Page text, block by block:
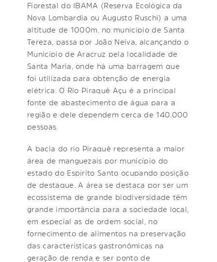
Florestal do IBAMA (Reserva Ecológica da
Nova Lombardia ou Augusto Ruschi) a uma
altitude de 1000m. no município de Santa
Tereza, passa por João Neiva, alcançando o
Município de Aracruz pela localidade de
Santa Maria, onde há uma barragem que
foi utilizada para obtenção de energia
elétrica. O Rio Piraquê Açu é a principal
fonte de abastecimento de água para a
região e dele dependem cerca de 140.000
pessoas.
A bacia do rio Piraquê representa a maior
área de manguezais por município do
estado do Espírito Santo ocupando posição
de destaque. A área se destaca por ser um
ecossistema de grande biodiversidade têm
grande importância para a sociedade local,
em especial as de ordem social, no
fornecimento de alimentos na preservação
das características gastronômicas na
geração de renda e ser ponto de